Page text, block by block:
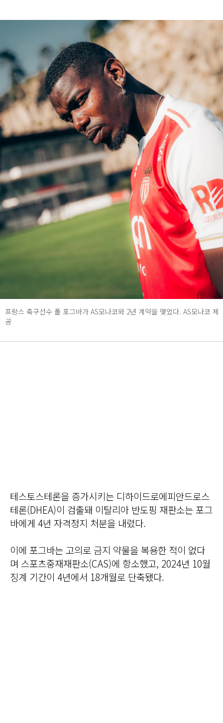
프랑스 축구선수 폴 포그바가 AS모나코와 2년 계약을 맺었다. AS모나코 제
공
테스토스테론을 증가시키는 디하이드로에피안드로스
테론(DHEA)이 검출돼 이탈리아 반도핑 재판소는 포그
바에게 4년 자격정지 처분을 내렸다.
이에 포그바는 고의로 금지 약물을 복용한 적이 없다
며 스포츠중재재판소(CAS)에 항소했고, 2024년 10월
징계 기간이 4년에서 18개월로 단축됐다.